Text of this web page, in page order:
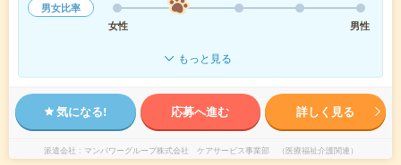
男女比率
女性
男性
もっと見る
気になる! 応募へ進む 詳しく見る
派遣会社 マンパワーグループ株式会社 ケアサービス事業部 （医療福祉介護関連）